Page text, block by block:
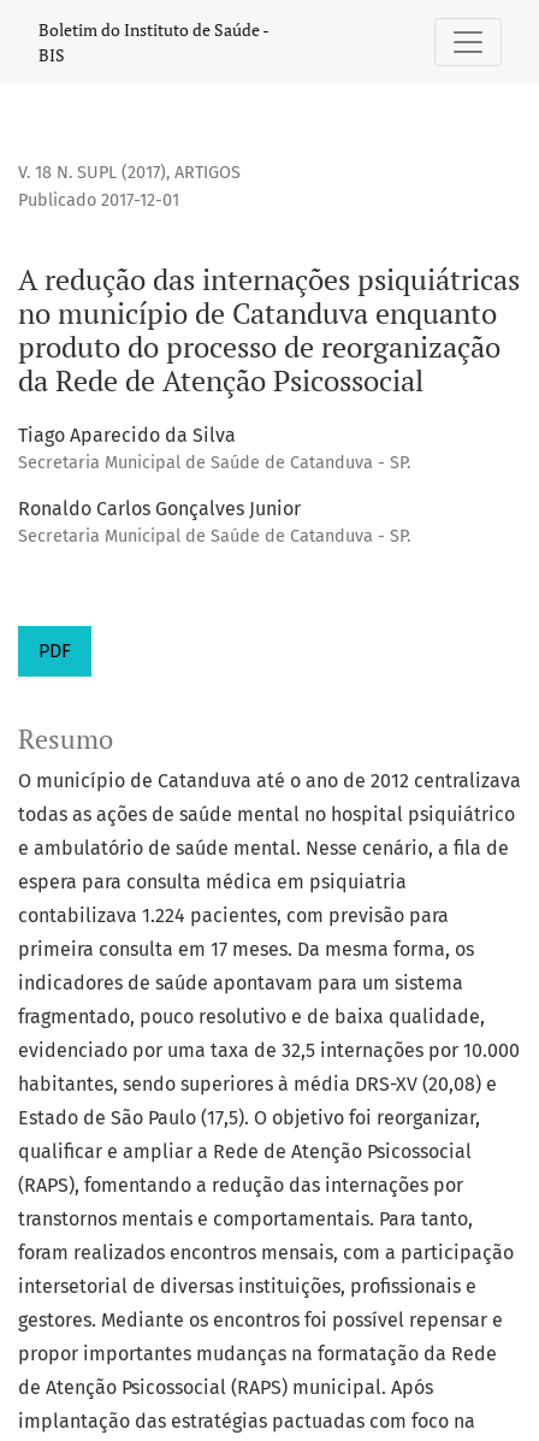
A redução das internações psiquiátricas no município de
Boletim do Instituto de Saúde -
BIS
V. 18 N. SUPL (2017), ARTIGOS
A redução das internações psiquiátricas
no município de Catanduva enquanto
produto do processo de reorganização
da Rede de Atenção Psicossocial
Publicado 2017-12-01
Tiago Aparecido da Silva
Secretaria Municipal de Saúde de Catanduva - SP.
Ronaldo Carlos Gonçalves Junior
Secretaria Municipal de Saúde de Catanduva - SP.
PDF
Resumo
O município de Catanduva até o ano de 2012 centralizava
todas as ações de saúde mental no hospital psiquiátrico
e ambulatório de saúde mental. Nesse cenário, a fila de
espera para consulta médica em psiquiatria
contabilizava 1.224 pacientes, com previsão para
primeira consulta em 17 meses. Da mesma forma, os
indicadores de saúde apontavam para um sistema
fragmentado, pouco resolutivo e de baixa qualidade,
evidenciado por uma taxa de 32,5 internações por 10.000
habitantes, sendo superiores à média DRS-XV (20,08) e
Estado de São Paulo (17,5). O objetivo foi reorganizar,
qualificar e ampliar a Rede de Atenção Psicossocial
(RAPS), fomentando a redução das internações por
transtornos mentais e comportamentais. Para tanto,
foram realizados encontros mensais, com a participação
intersetorial de diversas instituições, profissionais e
gestores. Mediante os encontros foi possível repensar e
propor importantes mudanças na formatação da Rede
de Atenção Psicossocial (RAPS) municipal. Após
implantação das estratégias pactuadas com foco na